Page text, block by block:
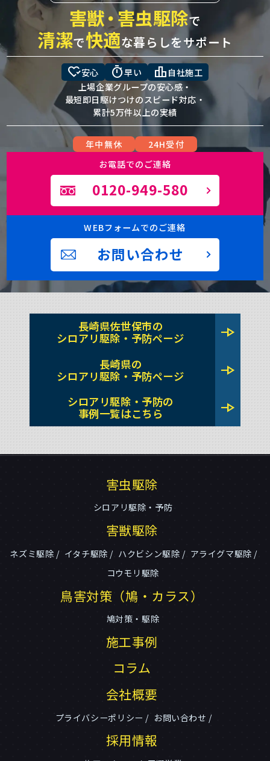
害獣・害虫駆除で
清潔で快適な暮らしをサポート
heart_check安心 timer早い leaderboard 自社施工
上場企業グループの安心感・
最短即日駆けつけのスピード対応・
累計5万件以上の実績
年中無休
24H受付
お電話でのご連絡
0120-949-580
WEBフォームでのご連絡
お問い合わせ
長崎県佐世保市の
シロアリ駆除・予防ページ
line_end_arrow
長崎県の
シロアリ駆除・予防ページ
line_end_arrow
シロアリ駆除・予防の
事例一覧はこちら
line_end_arrow
害虫駆除
シロアリ駆除・予防
害獣駆除
ネズミ駆除 イタチ駆除 ハクビシン駆除
アライグマ駆除
コウモリ駆除
鳥害対策（鳩・カラス）
鳩対策・駆除
施工事例
コラム
会社概要
プライバシーポリシー お問い合わせ
採用情報